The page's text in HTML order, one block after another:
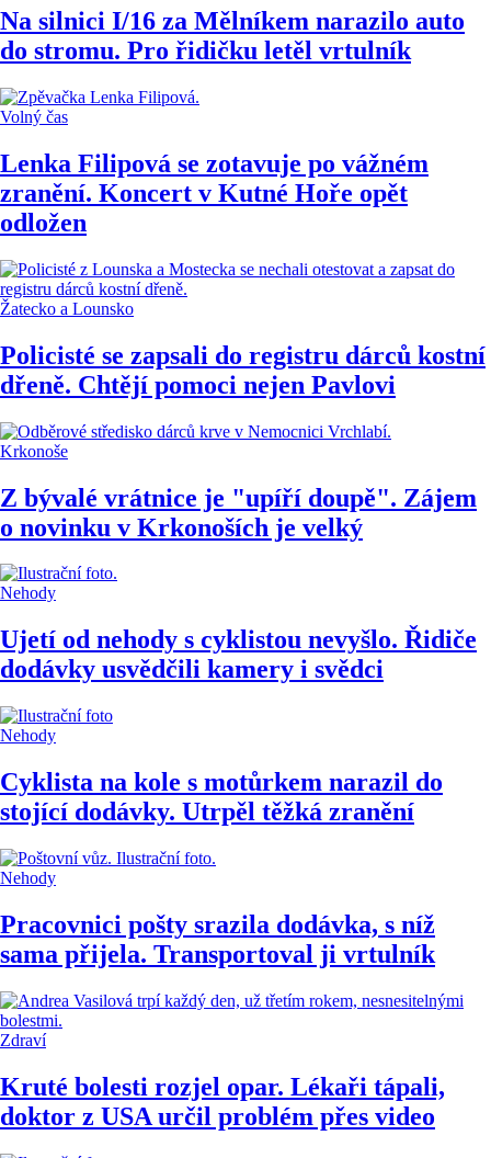
Na silnici I/16 za Mělníkem narazilo auto
do stromu. Pro řidičku letěl vrtulník
Volný čas
Lenka Filipová se zotavuje po vážném
zranění. Koncert v Kutné Hoře opět
odložen
Žatecko a Lounsko
Policisté se zapsali do registru dárců kostní
dřeně. Chtějí pomoci nejen Pavlovi
Krkonoše
Z bývalé vrátnice je "upíří doupě". Zájem
o novinku v Krkonoších je velký
Nehody
Ujetí od nehody s cyklistou nevyšlo. Řidiče
dodávky usvědčili kamery i svědci
Nehody
Cyklista na kole s motůrkem narazil do
stojící dodávky. Utrpěl těžká zranění
Nehody
Pracovnici pošty srazila dodávka, s níž
sama přijela. Transportoval ji vrtulník
Zdraví
Kruté bolesti rozjel opar. Lékaři tápali,
doktor z USA určil problém přes video